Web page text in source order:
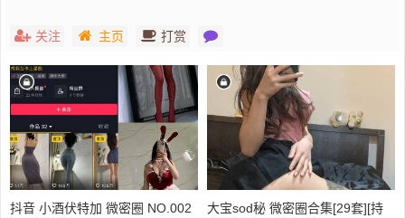
关注 主页 打赏
抖音 小酒伏特加 微密圈 NO.002
大宝sod秘 微密圈合集[29套][持